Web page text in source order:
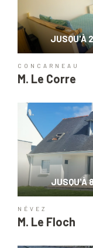
JUSQU'À
CONCARNEAU
M. Le Corre
JUSQU'À
NÉVEZ
M. Le Floch